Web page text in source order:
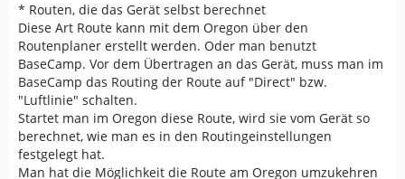
* Routen, die das Gerät selbst berechnet
Diese Art Route kann mit dem Oregon über den
Routenplaner erstellt werden. Oder man benutzt
BaseCamp. Vor dem Übertragen an das Gerät, muss man im
BaseCamp das Routing der Route auf "Direct" bzw.
"Luftlinie" schalten.
Startet man im Oregon diese Route, wird sie vom Gerät so
berechnet, wie man es in den Routingeinstellungen
festgelegt hat.
Man hat die Möglichkeit die Route am Oregon umzukehren